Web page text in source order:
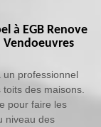
à EGB Renove
un professionnel
des maisons.
pour faire les
niveau des